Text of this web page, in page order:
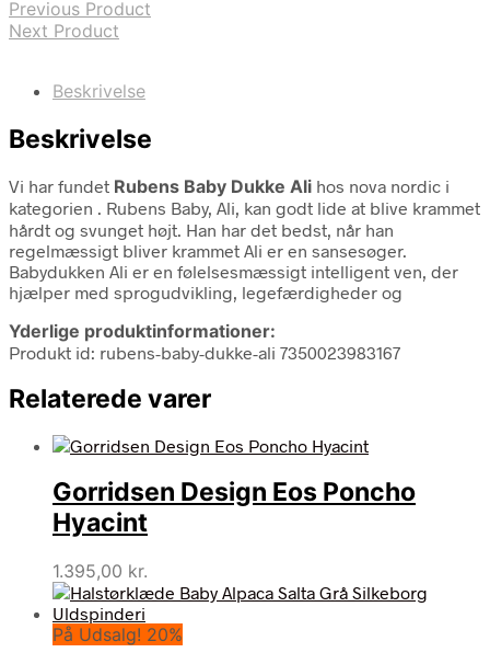
Previous Product
Next Product
Beskrivelse
Beskrivelse
Vi har fundet Rubens Baby Dukke Ali hos nova nordic i
kategorien . Rubens Baby, Ali, kan godt lide at blive krammet
hårdt og svunget højt. Han har det bedst, når han
regelmæssigt bliver krammet Ali er en sansesøger.
Babydukken Ali er en følelsesmæssigt intelligent ven, der
hjælper med sprogudvikling, legefærdigheder og
Yderlige produktinformationer:
Produkt id: rubens-baby-dukke-ali 7350023983167
Relaterede varer
Gorridsen Design Eos Poncho
Hyacint
1.395,00 kr.
På Udsalg! 20%